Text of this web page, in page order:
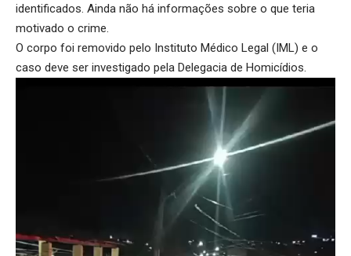
identificados. Ainda não há informações sobre o que teria
motivado o crime.
O corpo foi removido pelo Instituto Médico Legal (IML) e o
caso deve ser investigado pela Delegacia de Homicídios.